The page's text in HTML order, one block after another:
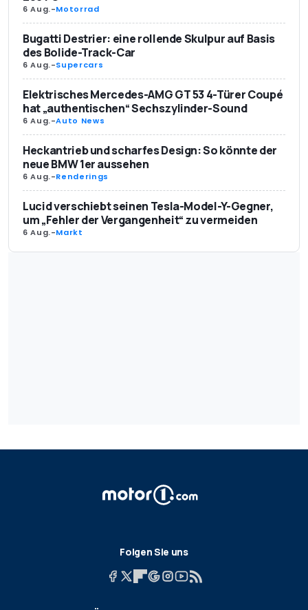
6 Aug.-Motorrad
Bugatti Destrier: eine rollende Skulpur auf Basis
des Bolide-Track-Car
6 Aug.-Supercars
Elektrisches Mercedes-AMG GT 53 4-Türer Coupé
hat „authentischen“ Sechszylinder-Sound
6 Aug.-Auto News
Heckantrieb und scharfes Design: So könnte der
neue BMW 1er aussehen
6 Aug.-Renderings
Lucid verschiebt seinen Tesla-Model-Y-Gegner,
um „Fehler der Vergangenheit“ zu vermeiden
6 Aug.-Markt
Folgen Sie uns